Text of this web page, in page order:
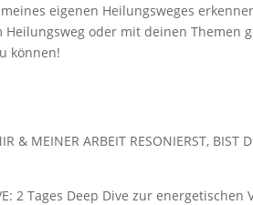
eigenen Heilungsweges
oder mit deinen Themen
können!
& MEINER ARBEIT RESONIERST, BIST
2 Tages Deep Dive zur energetischen